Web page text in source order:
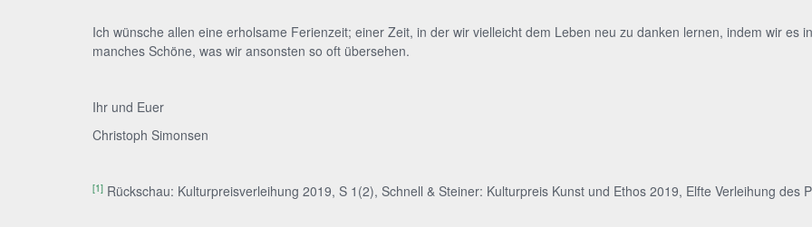
Ich wünsche allen eine erholsame Ferienzeit; einer Zeit, in der wir vielleicht dem Leben neu zu danken lernen, indem wir es
manches Schöne, was wir ansonsten so oft übersehen.
Ihr und Euer
Christoph Simonsen
[1] Rückschau: Kulturpreisverleihung 2019, S 1(2), Schnell & Steiner: Kulturpreis Kunst und Ethos 2019, Elfte Verleihung des